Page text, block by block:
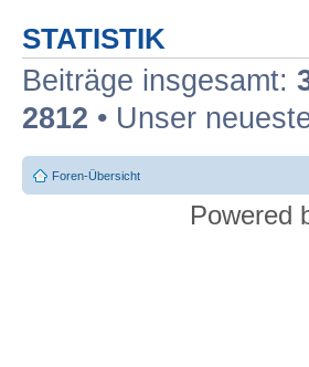
STATISTIK
Beiträge insgesamt:
2812 • Unser
Foren-Übersicht
Powered